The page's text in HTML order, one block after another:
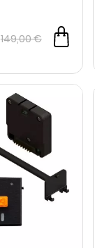
149,00 €